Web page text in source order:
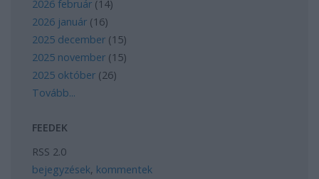
2026 február (14)
2026 január (16)
2025 december (15)
2025 november (15)
2025 október (26)
Tovább...
FEEDEK
RSS 2.0
bejegyzések, kommentek